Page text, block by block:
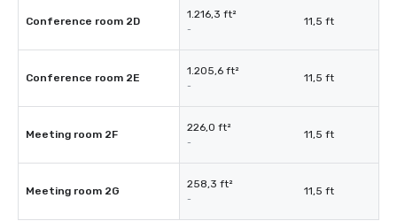
Conference room 2D
1.216,3 ft²
-
11,5 ft
Conference room 2E
1.205,6 ft²
-
11,5 ft
Meeting room 2F
226,0 ft²
-
11,5 ft
Meeting room 2G
258,3 ft²
-
11,5 ft